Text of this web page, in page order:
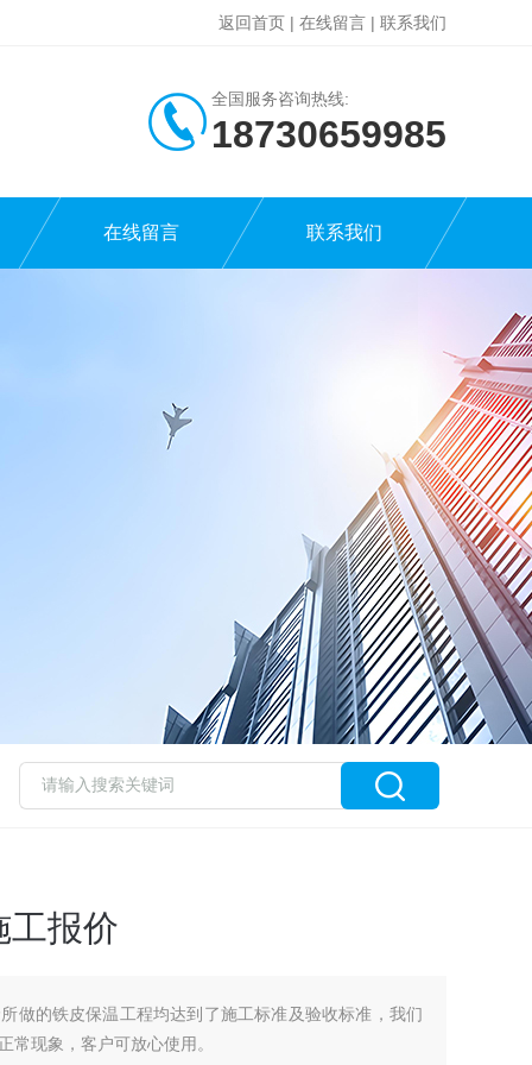
返回首页 | 在线留言 | 联系我们
全国服务咨询热线:
18730659985
在线留言 联系我们
工报价
做的铁皮保温工程均达到了施工标准及验收标准，我们
常现象，客户可放心使用。